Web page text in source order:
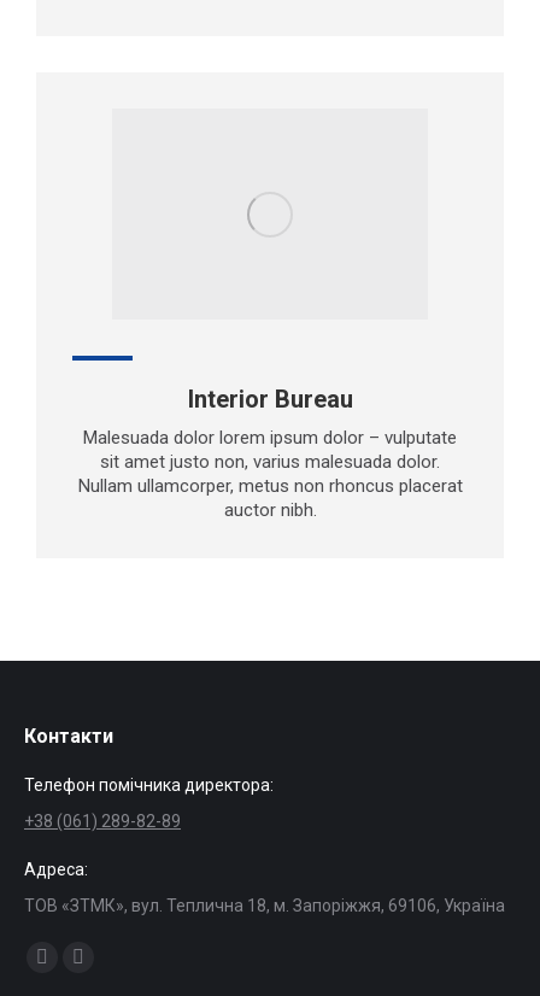
Interior Bureau
Malesuada dolor lorem ipsum dolor – vulputate
sit amet justo non, varius malesuada dolor.
Nullam ullamcorper, metus non rhoncus placerat
auctor nibh.
Контакти
Телефон помічника директора:
+38 (061) 289-82-89
Адреса:
ТОВ «ЗТМК», вул. Теплична 18, м. Запоріжжя, 69106, Україна
Find us on: